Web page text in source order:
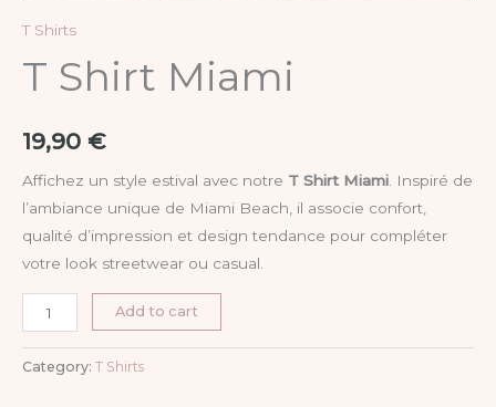
T Shirts
T Shirt Miami
19,90 €
Affichez un style estival avec notre T Shirt Miami. Inspiré de
l’ambiance unique de Miami Beach, il associe confort,
qualité d’impression et design tendance pour compléter
votre look streetwear ou casual.
Add to cart
Category: T Shirts